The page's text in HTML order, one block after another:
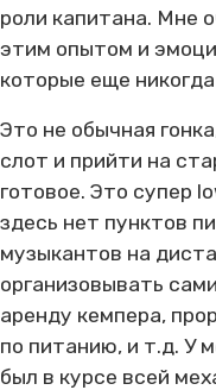
роли капитана. Мне
этим опытом и
которые еще
Это не обычная
слот и прийти на
готовое. Это супер
здесь нет пунктов
музыкантов на
организовывать
аренду кемпера,
по питанию, и т.д. У
был в курсе всей